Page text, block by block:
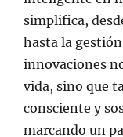
simplifica,
hasta la
innovaciones
vida, sino que
consciente y
marcando un